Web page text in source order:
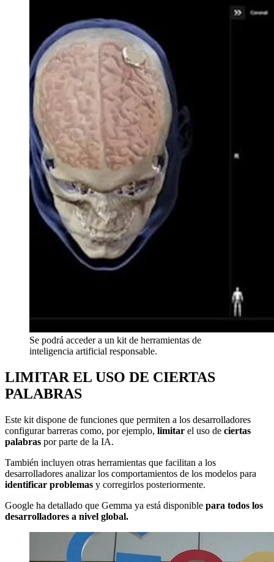
Se podrá acceder a un kit de herramientas de
inteligencia artificial responsable.
LIMITAR EL USO DE CIERTAS
PALABRAS
Este kit dispone de funciones que permiten a los desarrolladores
configurar barreras como, por ejemplo, limitar el uso de ciertas
palabras por parte de la IA.
También incluyen otras herramientas que facilitan a los
desarrolladores analizar los comportamientos de los modelos para
identificar problemas y corregirlos posteriormente.
Google ha detallado que Gemma ya está disponible para todos los
desarrolladores a nivel global.